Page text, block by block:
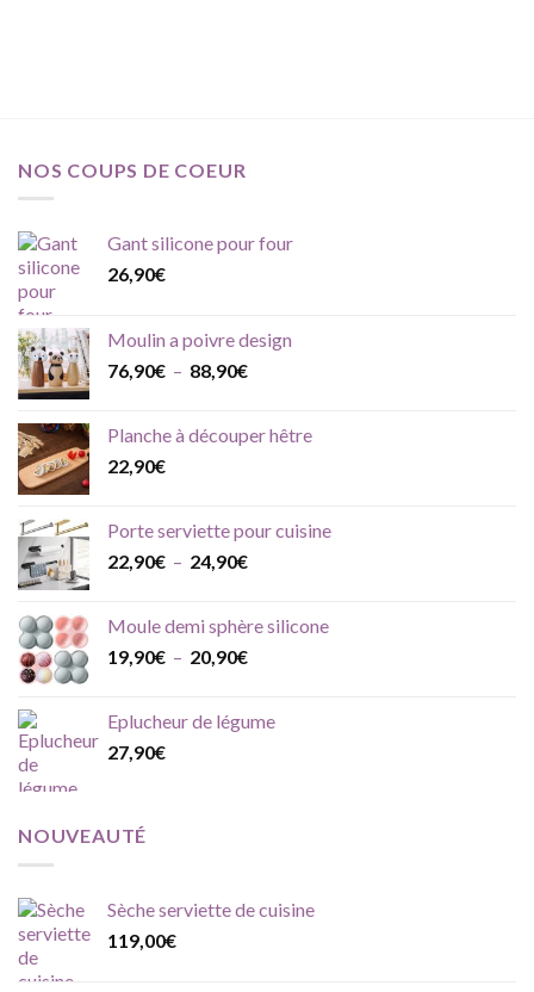
NOS COUPS DE COEUR
Gant silicone pour four
26,90€
Moulin a poivre design
76,90€ – 88,90€Plage
76,90€
Planche à découper hêtre
22,90€
Porte serviette pour cuisine
22,90€ – 24,90€Plage
22,90€
à
Moule demi sphère silicone
19,90€ – 20,90€Plage
19,90€
Eplucheur de légume
27,90€
NOUVEAUTÉ
Sèche serviette de cuisine
119,00€